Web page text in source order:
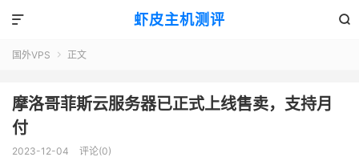
虾皮主机测评 

国外VPS  正文
摩洛哥菲斯云服务器已正式上线售卖，支持月
付
2023-12-04 评论(0)